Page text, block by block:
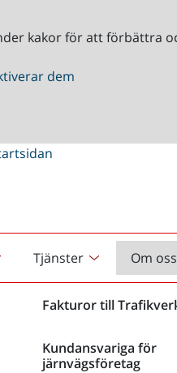
kakor för att förbättra
dem
Tjänster Om oss
Fakturor till
Kundansvariga för
järnvägsföretag